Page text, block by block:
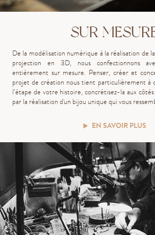
SUR
De la modélisation numérique à la réalisation de
projection en 3D, nous confectionnons
entièrement sur mesure. Penser, créeret
projet de création noustient particulièrement à
l’étape de votre histoire, concrétisez-la aux
par la réalisation d'un bijou unique qui vous
EN SAVOIR PLUS